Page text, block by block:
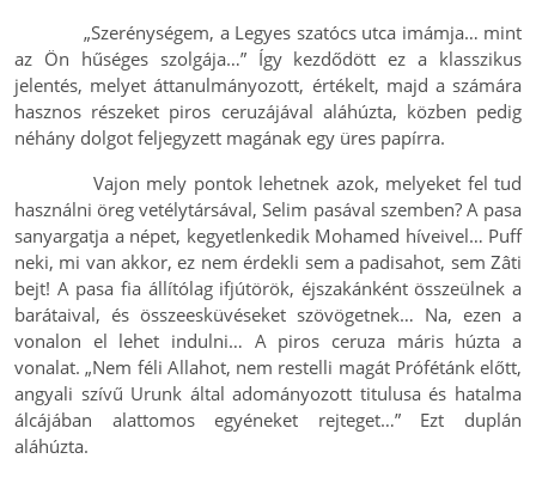
„Szerénységem, a Legyes szatócs utca imámja… mint
az Ön hűséges szolgája…” Így kezdődött ez a klasszikus
jelentés, melyet áttanulmányozott, értékelt, majd a számára
hasznos részeket piros ceruzájával aláhúzta, közben pedig
néhány dolgot feljegyzett magának egy üres papírra.
Vajon mely pontok lehetnek azok, melyeket fel tud
használni öreg vetélytársával, Selim pasával szemben? A pasa
sanyargatja a népet, kegyetlenkedik Mohamed híveivel… Puff
neki, mi van akkor, ez nem érdekli sem a padisahot, sem Zâti
bejt! A pasa fia állítólag ifjútörök, éjszakánként összeülnek a
barátaival, és összeesküvéseket szövögetnek… Na, ezen a
vonalon el lehet indulni… A piros ceruza máris húzta a
vonalat. „Nem féli Allahot, nem restelli magát Prófétánk előtt,
angyali szívű Urunk által adományozott titulusa és hatalma
álcájában alattomos egyéneket rejteget…” Ezt duplán
aláhúzta.